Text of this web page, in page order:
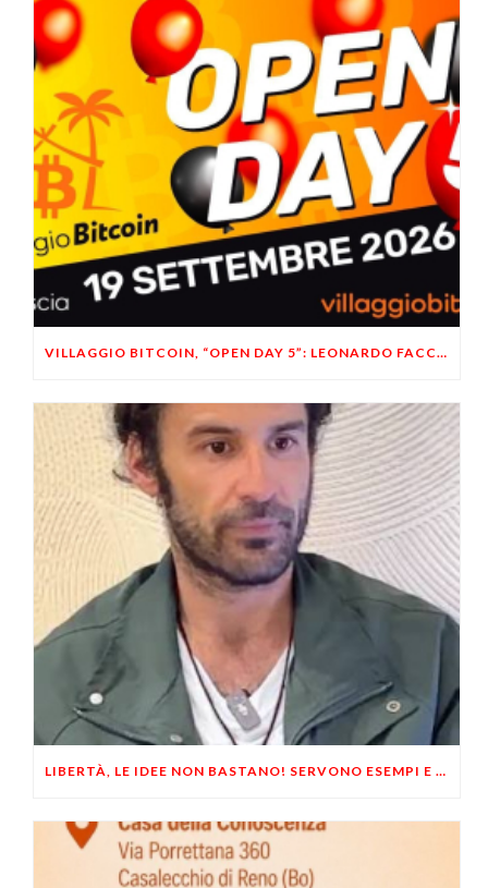
VILLAGGIO BITCOIN, “OPEN DAY 5”: LEONARDO FACCO OSPITE A BRESCIA
LIBERTÀ, LE IDEE NON BASTANO! SERVONO ESEMPI E UN PO’ DI COERENZA